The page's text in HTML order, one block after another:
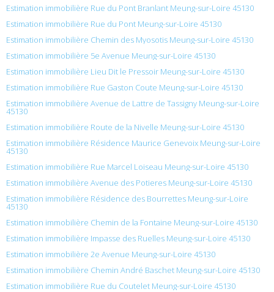
Estimation immobilière Rue du Pont Branlant Meung-sur-Loire 45130
Estimation immobilière Rue du Pont Meung-sur-Loire 45130
Estimation immobilière Chemin des Myosotis Meung-sur-Loire 45130
Estimation immobilière 5e Avenue Meung-sur-Loire 45130
Estimation immobilière Lieu Dit le Pressoir Meung-sur-Loire 45130
Estimation immobilière Rue Gaston Coute Meung-sur-Loire 45130
Estimation immobilière Avenue de Lattre de Tassigny Meung-sur-Loire
45130
Estimation immobilière Route de la Nivelle Meung-sur-Loire 45130
Estimation immobilière Résidence Maurice Genevoix Meung-sur-Loire
45130
Estimation immobilière Rue Marcel Loiseau Meung-sur-Loire 45130
Estimation immobilière Avenue des Potieres Meung-sur-Loire 45130
Estimation immobilière Résidence des Bourrettes Meung-sur-Loire
45130
Estimation immobilière Chemin de la Fontaine Meung-sur-Loire 45130
Estimation immobilière Impasse des Ruelles Meung-sur-Loire 45130
Estimation immobilière 2e Avenue Meung-sur-Loire 45130
Estimation immobilière Chemin André Baschet Meung-sur-Loire 45130
Estimation immobilière Rue du Coutelet Meung-sur-Loire 45130